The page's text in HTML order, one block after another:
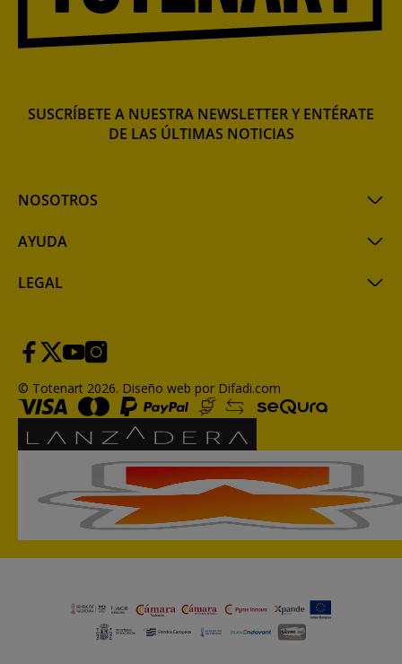
NOSOTROS
AYUDA
LEGAL
SUSCRÍBETE A NUESTRA NEWSLETTER Y ENTÉRATE
DE LAS ÚLTIMAS NOTICIAS
© Totenart 2026. Diseño web por Difadi.com